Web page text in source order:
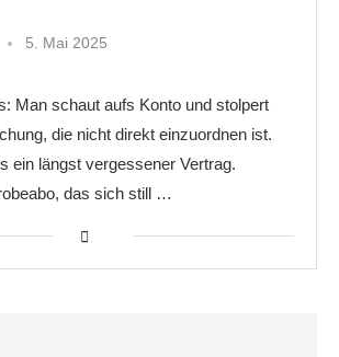
5. Mai 2025
Man schaut aufs Konto und stolpert
die nicht direkt einzuordnen ist.
ein längst vergessener Vertrag.
das sich still …